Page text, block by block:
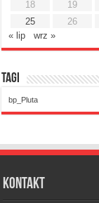
18
19
25
26
« lip
wrz »
Tagi
bp_Pluta
Kontakt